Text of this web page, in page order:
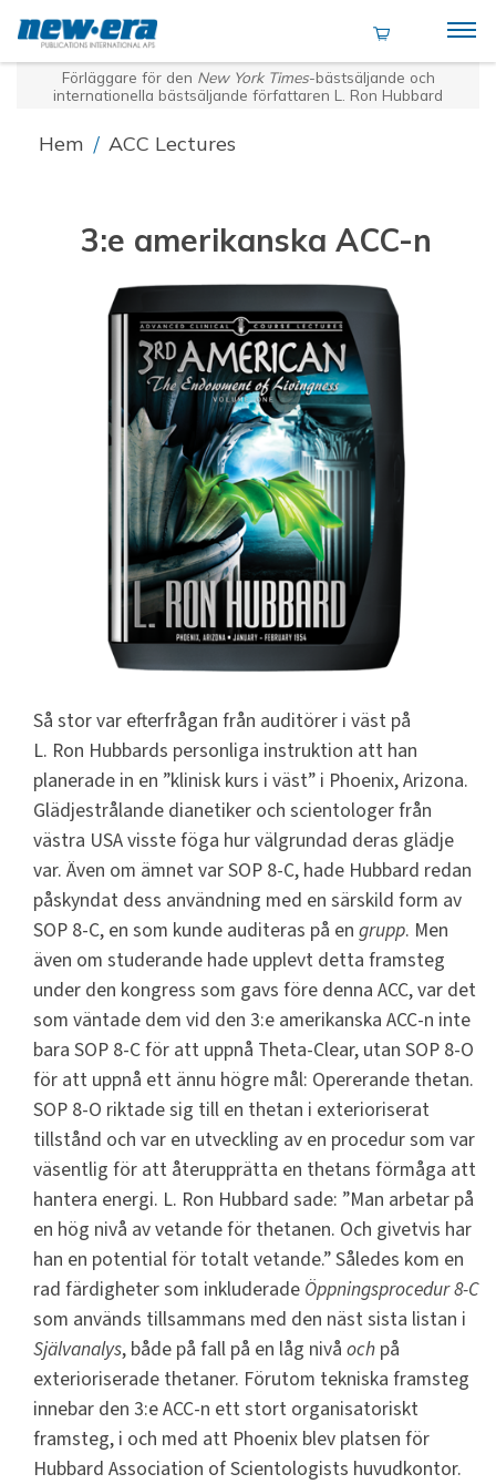
Förläggare för den New York Times-bästsäljande och
internationella bästsäljande författaren L. Ron Hubbard
Hem / ACC Lectures
3:e amerikanska ACC-n
Så stor var efterfrågan från auditörer i väst på
L. Ron Hubbards personliga instruktion att han
planerade in en ”klinisk kurs i väst” i Phoenix, Arizona.
Glädjestrålande dianetiker och scientologer från
västra USA visste föga hur välgrundad deras glädje
var. Även om ämnet var SOP 8-C, hade Hubbard redan
påskyndat dess användning med en särskild form av
SOP 8-C, en som kunde auditeras på en grupp. Men
även om studerande hade upplevt detta framsteg
under den kongress som gavs före denna ACC, var det
som väntade dem vid den 3:e amerikanska ACC-n inte
bara SOP 8-C för att uppnå Theta-Clear, utan SOP 8-O
för att uppnå ett ännu högre mål: Opererande thetan.
SOP 8-O riktade sig till en thetan i exterioriserat
tillstånd och var en utveckling av en procedur som var
väsentlig för att återupprätta en thetans förmåga att
hantera energi. L. Ron Hubbard sade: ”Man arbetar på
en hög nivå av vetande för thetanen. Och givetvis har
han en potential för totalt vetande.” Således kom en
rad färdigheter som inkluderade Öppningsprocedur 8-C
som används tillsammans med den näst sista listan i
Självanalys, både på fall på en låg nivå och på
exterioriserade thetaner. Förutom tekniska framsteg
innebar den 3:e ACC-n ett stort organisatoriskt
framsteg, i och med att Phoenix blev platsen för
Hubbard Association of Scientologists huvudkontor.